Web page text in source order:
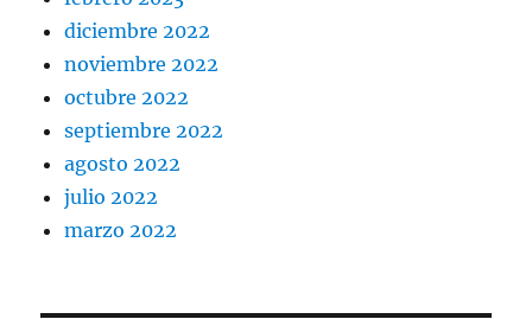
diciembre 2022
noviembre 2022
octubre 2022
septiembre 2022
agosto 2022
julio 2022
marzo 2022